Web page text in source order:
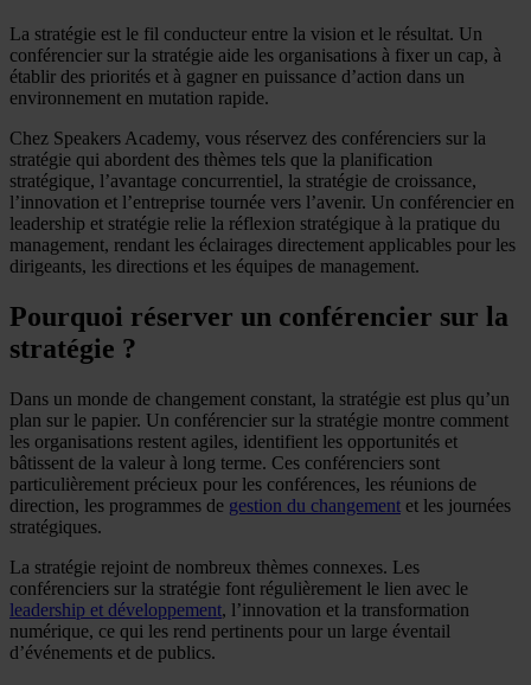
La stratégie est le fil conducteur entre la vision et le résultat. Un
conférencier sur la stratégie aide les organisations à fixer un cap, à
établir des priorités et à gagner en puissance d’action dans un
environnement en mutation rapide.
Chez Speakers Academy, vous réservez des conférenciers sur la
stratégie qui abordent des thèmes tels que la planification
stratégique, l’avantage concurrentiel, la stratégie de croissance,
l’innovation et l’entreprise tournée vers l’avenir. Un conférencier en
leadership et stratégie relie la réflexion stratégique à la pratique du
management, rendant les éclairages directement applicables pour les
dirigeants, les directions et les équipes de management.
Pourquoi réserver un conférencier sur la
stratégie ?
Dans un monde de changement constant, la stratégie est plus qu’un
plan sur le papier. Un conférencier sur la stratégie montre comment
les organisations restent agiles, identifient les opportunités et
bâtissent de la valeur à long terme. Ces conférenciers sont
particulièrement précieux pour les conférences, les réunions de
direction, les programmes de gestion du changement et les journées
stratégiques.
La stratégie rejoint de nombreux thèmes connexes. Les
conférenciers sur la stratégie font régulièrement le lien avec le
leadership et développement, l’innovation et la transformation
numérique, ce qui les rend pertinents pour un large éventail
d’événements et de publics.